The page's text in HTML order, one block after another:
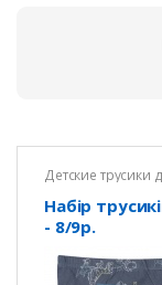
Детские трусики
Набір
- 8/9р.